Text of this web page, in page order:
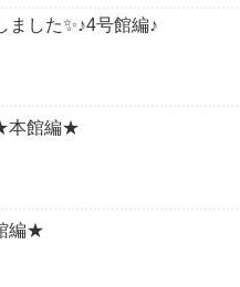
ました✨♪4号館編♪
本館編★
編★